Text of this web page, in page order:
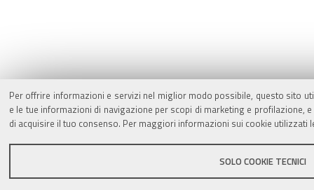
Per offrire informazioni e servizi nel miglior modo possibile, questo sito
e le tue informazioni di navigazione per scopi di marketing e
di acquisire il tuo consenso. Per maggiori informazioni sui cookie utilizzati
SOLO COOKIE TECNICI